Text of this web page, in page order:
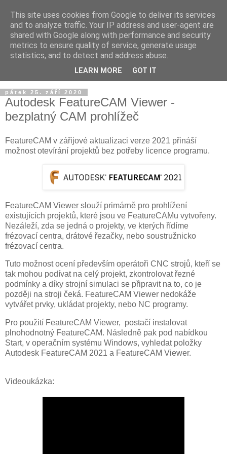
pátek 25. září 2020
Autodesk FeatureCAM Viewer -
bezplatný CAM prohlížeč
FeatureCAM v zářijové aktualizaci verze 2021 přináší
možnost otevírání projektů bez potřeby licence programu.
FeatureCAM Viewer slouží primárně pro prohlížení
existujících projektů, které jsou ve FeatureCAMu vytvořeny.
Nezáleží, zda se jedná o projekty, ve kterých řídíme
frézovací centra, drátové řezačky, nebo soustružnicko
frézovací centra.
Tuto možnost ocení především operátoři CNC strojů, kteří se
tak mohou podívat na celý projekt, zkontrolovat řezné
podmínky a díky strojní simulaci se připravit na to, co je
později na stroji čeká. FeatureCAM Viewer nedokáže
vytvářet prvky, ukládat projekty, nebo NC programy.
Pro použití FeatureCAM Viewer, postačí instalovat
plnohodnotný FeatureCAM. Následně pak pod nabídkou
Start, v operačním systému Windows, vyhledat položky
Autodesk FeatureCAM 2021 a FeatureCAM Viewer.
Videoukázka:
This site uses cookies from Google to deliver its services
and to analyze traffic. Your IP address and user-agent are
shared with Google along with performance and security
metrics to ensure quality of service, generate usage
statistics, and to detect and address abuse.
LEARN MORE GOT IT